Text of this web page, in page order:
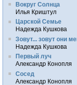
Вокруг Солнца
Илья Криштул
Царской Семье
Надежда Кушкова
Зовут... зовут они
Надежда Кушкова
Первый луч
Александр Конопля
Сосед
Александр Конопля